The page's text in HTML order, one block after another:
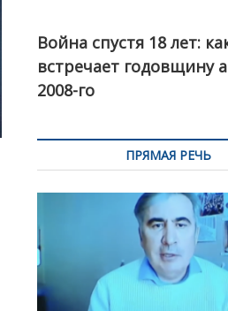
канал
Война спустя 18 лет:
встречает годовщину
2008-го
ПРЯМАЯ РЕЧЬ